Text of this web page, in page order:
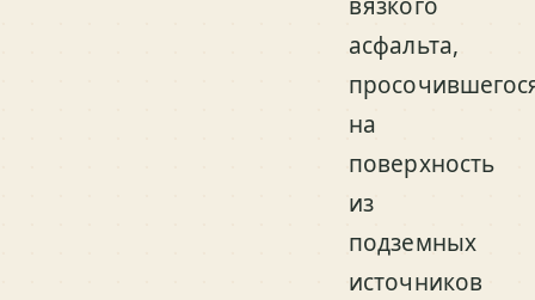
вязкого
асфальта,
на
поверхность
из
подземных
источников